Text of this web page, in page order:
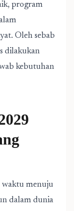
program
Oleh sebab
dilakukan
kebutuhan
waktu menuju
dalam dunia